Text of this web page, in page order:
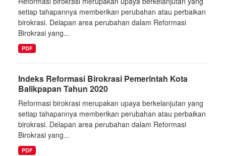
setiap tahapannya memberikan perubahan atau perbaikan
birokrasi. Delapan area perubahan dalam Reformasi
Birokrasi yang...
PDF
Indeks Reformasi Birokrasi Pemerintah Kota
Balikpapan Tahun 2020
Reformasi birokrasi merupakan upaya berkelanjutan yang
setiap tahapannya memberikan perubahan atau perbaikan
birokrasi. Delapan area perubahan dalam Reformasi
Birokrasi yang...
PDF